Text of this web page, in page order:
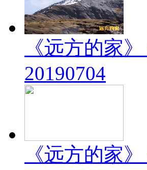
《远方的家
20190704
《远方的家